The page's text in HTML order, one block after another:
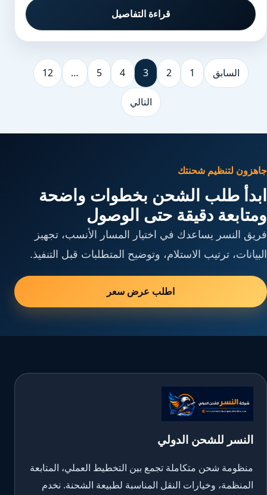
قراءة التفاصيل
السابق 1
2
3
4
5
…
12
التالي
جاهزون لتنظيم شحنتك
ابدأ طلب الشحن بخطوات واضحة
ومتابعة دقيقة حتى الوصول
فريق النسر يساعدك في اختيار المسار الأنسب، تجهيز
البيانات، ترتيب الاستلام، وتوضيح المتطلبات قبل التنفيذ.
اطلب عرض سعر
النسر للشحن الدولي
منظومة شحن متكاملة تجمع بين التخطيط العملي، المتابعة
المنظمة، وخيارات النقل المناسبة لطبيعة الشحنة. نخدم